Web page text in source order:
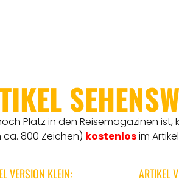
Platz in den Reisemagazinen
ca. 800 Zeichen) kostenlosim
VERSION KLEIN: ARTIKEL